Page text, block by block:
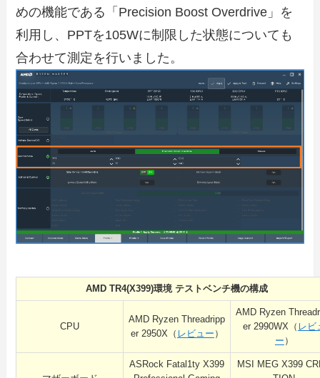
めの機能である「Precision Boost Overdrive」を
利用し、PPTを105Wに制限した状態についても
合わせて測定を行いました。
AMD TR4(X399)環境 テストベンチ機の構成
CPU
AMD Ryzen Threadripp
er 2950X（ レビュー ）
AMD Ryzen
er 2990WX（ レビ
ー ）
ASRock Fatal1ty X399
MSI MEG X399